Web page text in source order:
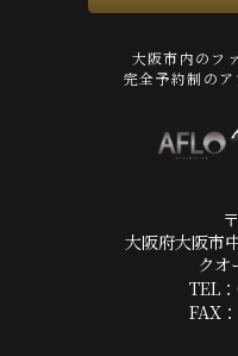
大阪市内のフ
完全予約制の
大阪府大阪市
クオ
TEL
FAX